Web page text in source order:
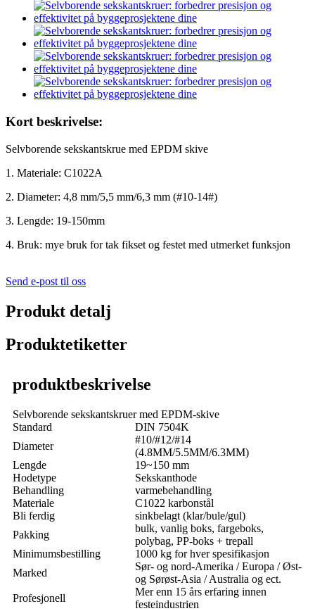
Kort beskrivelse:
Selvborende sekskantskrue med EPDM skive
1. Materiale: C1022A
2. Diameter: 4,8 mm/5,5 mm/6,3 mm (#10-14#)
3. Lengde: 19-150mm
4. Bruk: mye bruk for tak fikset og festet med utmerket funksjon
Send e-post til oss
Produkt detalj
Produktetiketter
produktbeskrivelse
Selvborende sekskantskruer med EPDM-skive
Standard
DIN 7504K
Diameter
#10/#12/#14
(4.8MM/5.5MM/6.3MM)
Lengde
19~150 mm
Hodetype
Sekskanthode
Behandling
varmebehandling
Materiale
C1022 karbonstål
Bli ferdig
sinkbelagt (klar/bule/gul)
Pakking
bulk, vanlig boks, fargeboks,
polybag, PP-boks + trepall
Minimumsbestilling
1000 kg for hver spesifikasjon
Marked
Sør- og nord-Amerika / Europa / Øst-
og Sørøst-Asia / Australia og ect.
Profesjonell
Mer enn 15 års erfaring innen
festeindustrien